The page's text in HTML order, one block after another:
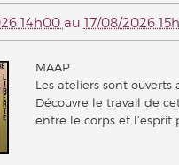
14h00 au 17/08/2026
MAAP
Les ateliers sont
Découvre le travail de
entre le corps et l’esprit